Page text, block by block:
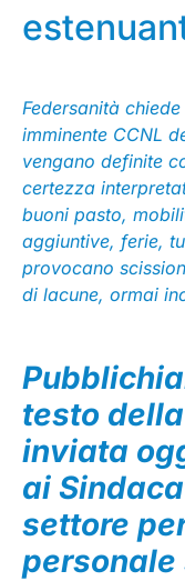
Federsanità
imminente CCNL
vengano definite
certezza
buoni pasto,
aggiuntive, ferie,
provocano
di lacune, ormai
testo
inviata
ai
settore
personale